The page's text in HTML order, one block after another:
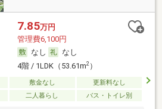
7.85万円
管理費6,100円
なし
なし
4階 / 1LDK（53.61m2）
敷金なし
更新料なし
二人暮らし バス・トイレ別